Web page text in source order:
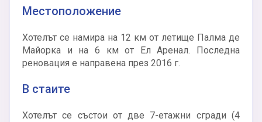
Местоположение
Хотелът се намира на 12 км от летище Палма де
Майорка и на 6 км от Ел Аренал. Последна
реновация е направена през 2016 г.
В стаите
Хотелът се състои от две 7-етажни сгради (4